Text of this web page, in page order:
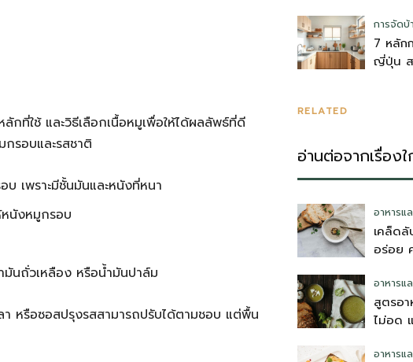
ที่ใช้ และวิธีเลือกเนื้อหมูเพื่อให้ได้ผลลัพธ์ที่ดี
รอบและรสชาติ
เพราะมีชั้นมันและหนังที่หนา
หนังหมูกรอบ
มันถั่วเหลือง หรือน้ำมันปาล์ม
า หรือซอสปรุงรสสามารถปรับได้ตามชอบ แต่พื้น
การจัดบ้
7 หลัก
ญี่ปุ่น ส
RELATED
อ่านต่อจากเรื่อง
อาหารแ
เคล็ดลั
อร่อย
อาหารแ
สูตรอ
ไม่อด
อาหารแ